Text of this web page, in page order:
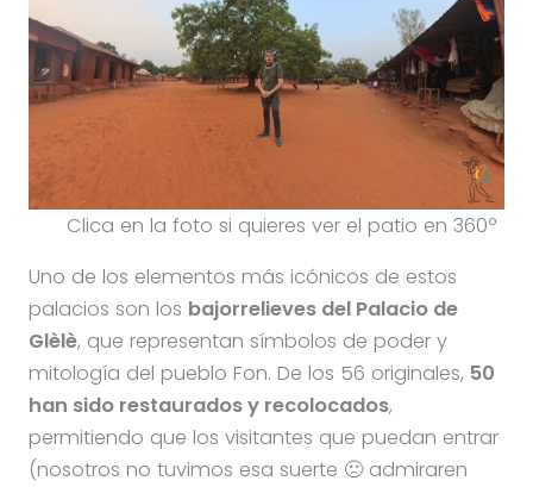
Clica en la foto si quieres ver el patio en 360º
Uno de los elementos más icónicos de estos
palacios son los bajorrelieves del Palacio de
Glèlè, que representan símbolos de poder y
mitología del pueblo Fon. De los 56 originales, 50
han sido restaurados y recolocados,
permitiendo que los visitantes que puedan entrar
(nosotros no tuvimos esa suerte 🙁 admiraren